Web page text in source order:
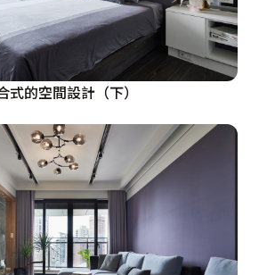
中島區，一直到電視主牆，皆為整
間分段處理。藉此打破各空間的界
以有更大的彈性。原始設計為了得到
臥入口多了一道非必要的隔間，但
口的空間感、開闊性受到影響。我們
花費最低的方式），以鐵件及冰柱
但創造出更好的空間感，也創造視
identity，這是更好的結果。
雙人床，僅留單邊走道。讓小空間
的空間設計（下）